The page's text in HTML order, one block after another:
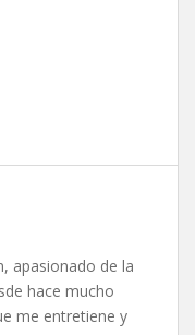
apasionado de la
hace mucho
me entretiene y